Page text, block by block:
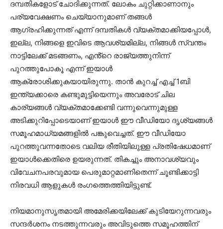
ദമ്പതികളോട് ചോദിക്കുന്നത്. ലോകം ചുറ്റിക്കാണാനും
പര്യവേക്ഷണം ചെയ്യാനുമാണ് തങ്ങൾ
ആഗ്രഹിക്കുന്നത് എന്ന് ദമ്പതികൾ വ്യക്തമാക്കിയപ്പോൾ,
ഇല്ല, നിങ്ങളെ ഇവിടെ ആവശ്യമില്ല, നിങ്ങൾ സ്വന്തം
നാട്ടിലേക്ക് മടങ്ങണം, എൻ്റെ രാജ്യത്തുനിന്ന്
പുറത്തുപോകൂ എന്ന് ഇയാൾ
ആക്രോശിക്കുകയായിരുന്നു. താൻ കുറച്ച് എച്ച് 1ബി
ഇന്ത്യക്കാരെ കണ്ടുമുട്ടിയെന്നും അവരോട് ചില
കാര്യങ്ങൾ വ്യക്തമാക്കേണ്ടി വന്നുവെന്നുമുള്ള
അടിക്കുറിപ്പോടെയാണ് ഇയാൾ ഈ വീഡിയോ ദൃശ്യങ്ങൾ
സമൂഹമാധ്യമങ്ങളിൽ പങ്കുവെച്ചത്. ഈ വീഡിയോ
പുറത്തുവന്നതോടെ വലിയ രീതിയിലുള്ള പ്രതിഷേധമാണ്
ഇയാൾക്കെതിരെ ഉയരുന്നത്. തികച്ചും അനാവശ്യവും
വിവേചനപരവുമായ പെരുമാറ്റമാണിതെന്ന് ചൂണ്ടിക്കാട്ടി
നിരവധി ആളുകൾ രംഗത്തെത്തിയിട്ടുണ്ട്.
നിയമാനുസൃതമായി അമേരിക്കയിലേക്ക് കുടിയേറുന്നവരും
സന്ദർശനം നടത്തുന്നവരും അവിടുത്തെ സമൂഹത്തിന്